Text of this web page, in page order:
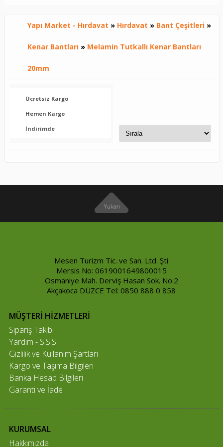
Yapı Market - Hırdavat » Hırdavat » Bant Çeşitleri»
Kenar Bantları» Melamin Tutkallı Kenar Bantları
20mm
Ücretsiz Kargo
Hemen Kargo
İndirimde
Mesen Turizm Tic. ve San. Ltd. Şti
Mersis No: 0619001649800015
Osmaniye Mah. Derviş Hasan Sok. No:2
Akçakoca DÜZCE Tel: 0850 888 0 858
MÜŞTERİ HİZMETLERİ
Sipariş Takibi
Yardım - S.S.S
Gizlilik ve Kullanım Şartları
Kargo ve Taşıma Bilgileri
Banka Hesap Bilgileri
Garanti ve İade
KURUMSAL
Hakkımızda